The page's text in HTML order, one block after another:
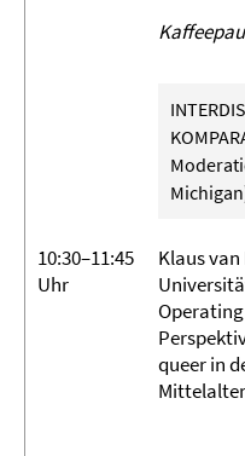
10:30–11:45
Uhr
Klaus
queer in
Mittelalter